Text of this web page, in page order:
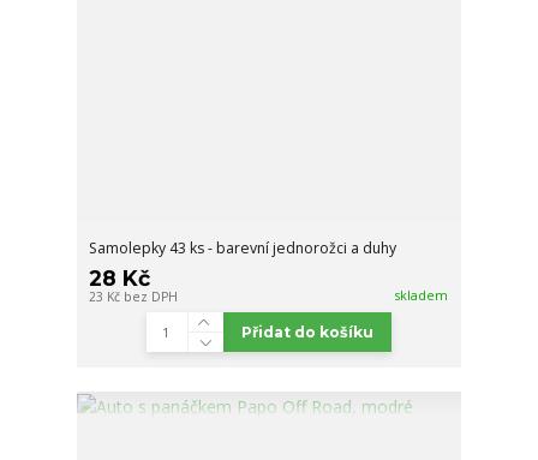
Samolepky 43 ks - barevní jednorožci a duhy
28 Kč
23 Kč bez DPH skladem
Přidat do košíku